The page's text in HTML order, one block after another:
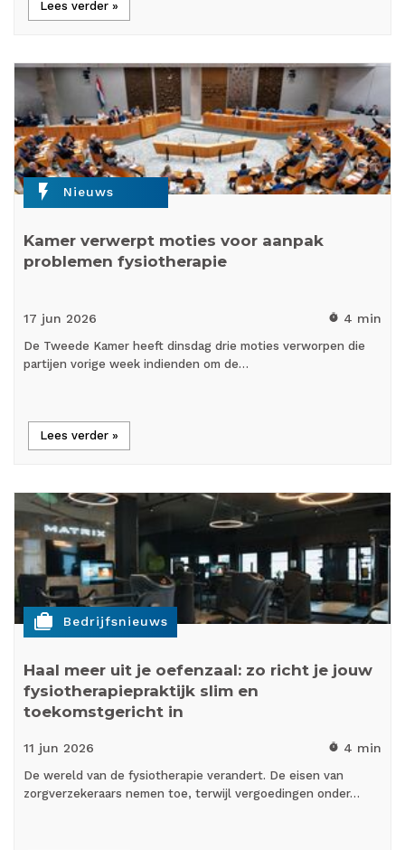
Lees verder »
flash_on Nieuws
Kamer verwerpt moties voor aanpak
problemen fysiotherapie
17 jun 2026 timer 4 min
De Tweede Kamer heeft dinsdag drie moties verworpen die
partijen vorige week indienden om de…
Lees verder »
cases Bedrijfsnieuws
Haal meer uit je oefenzaal: zo richt je jouw
fysiotherapiepraktijk slim en
toekomstgericht in
11 jun 2026 timer 4 min
De wereld van de fysiotherapie verandert. De eisen van
zorgverzekeraars nemen toe, terwijl vergoedingen onder…